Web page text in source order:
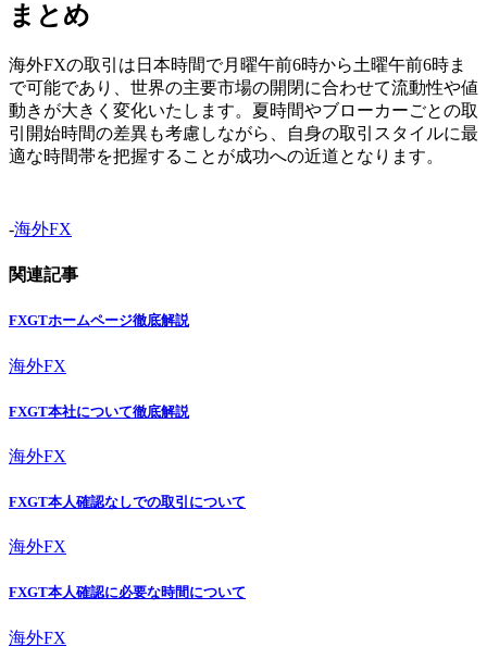
まとめ
海外FXの取引は日本時間で月曜午前6時から土曜午前6時ま
で可能であり、世界の主要市場の開閉に合わせて流動性や値
動きが大きく変化いたします。夏時間やブローカーごとの取
引開始時間の差異も考慮しながら、自身の取引スタイルに最
適な時間帯を把握することが成功への近道となります。
-海外FX
関連記事
FXGTホームページ徹底解説
海外FX
FXGT本社について徹底解説
海外FX
FXGT本人確認なしでの取引について
海外FX
FXGT本人確認に必要な時間について
海外FX